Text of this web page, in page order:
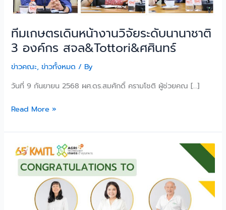
ทีมเกษตรเดินหน้างานวิจัยระดับนานาชาติ
3 องค์กร สจล&Tottori&ศศินทร์
ข่าวคณะ,ข่าวทั้งหมด / By
วันที่ 9 กันยายน 2568 ผศ.ดร.สมศักดิ์ ครามโชติ ผู้ช่วยคณ […]
Read More »
คณะ
เทคโนโลยี
การเกษตร